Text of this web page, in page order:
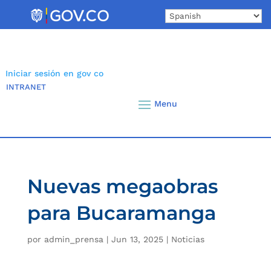
Iniciar sesión en gov co
INTRANET
Nuevas megaobras
para Bucaramanga
por admin_prensa | Jun 13, 2025| Noticias